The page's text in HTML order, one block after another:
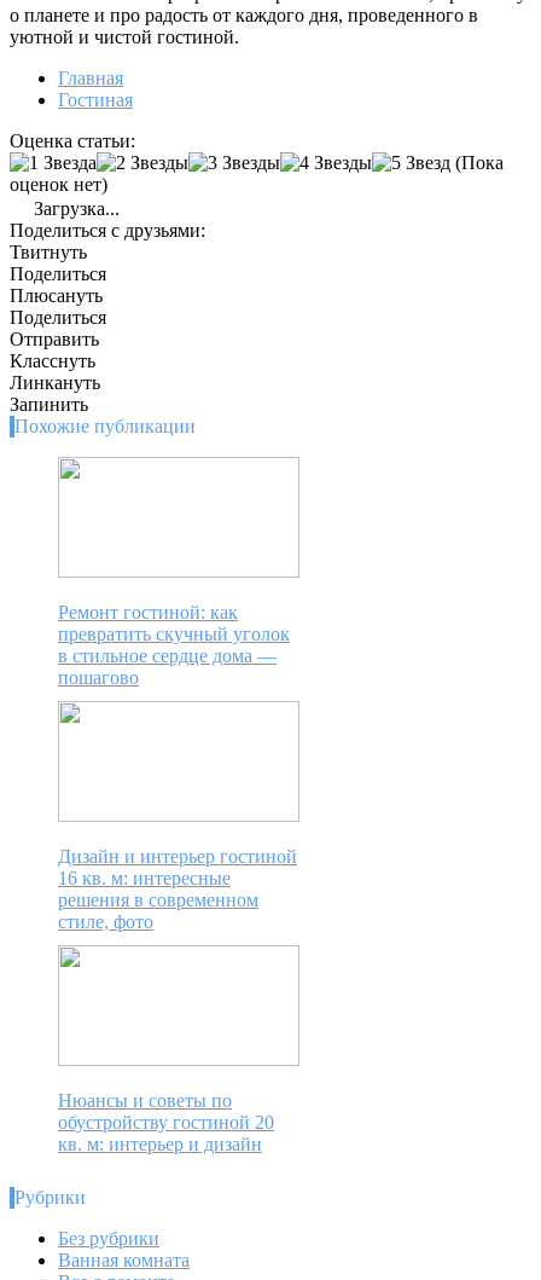
о планете и про радость от каждого дня, проведенного в
уютной и чистой гостиной.
Главная
Гостиная
Оценка статьи:
(Пока
оценок нет)
Загрузка...
Поделиться с друзьями:
Твитнуть
Поделиться
Плюсануть
Поделиться
Отправить
Класснуть
Линкануть
Запинить
Похожие публикации
Ремонт гостиной: как
превратить скучный уголок
в стильное сердце дома —
пошагово
Дизайн и интерьер гостиной
16 кв. м: интересные
решения в современном
стиле, фото
Нюансы и советы по
обустройству гостиной 20
кв. м: интерьер и дизайн
Рубрики
Без рубрики
Ванная комната